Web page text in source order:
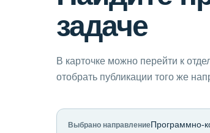
задаче
В карточке можно перейти к
отобрать публикации того же
Выбрано направлениеПрограммно-